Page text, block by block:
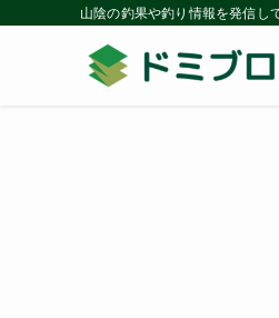
山陰の釣果や釣り情報を発信し